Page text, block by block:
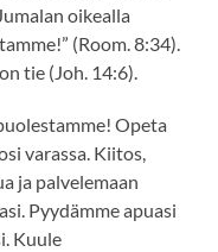
oikealla
(Room. 8:34).
tie (Joh. 14:6).
Opeta
varassa. Kiitos,
ja palvelemaan
Pyydämme apuasi
Kuule